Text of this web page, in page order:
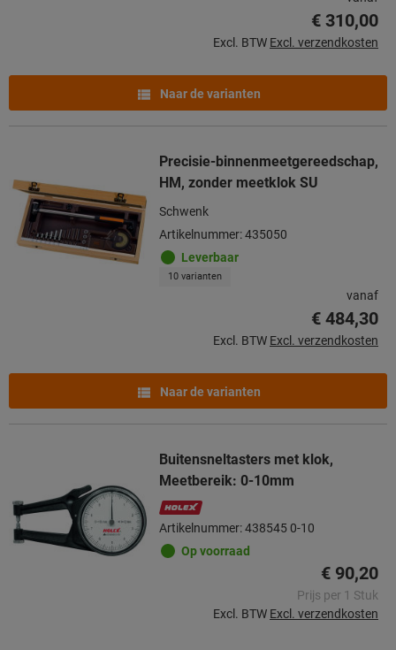
€ 310,00
Excl. BTW Excl. verzendkosten
Naar de varianten
Precisie-binnenmeetgereedschap,
HM, zonder meetklok SU
Schwenk
Artikelnummer: 435050
Leverbaar
10 varianten
vanaf
€ 484,30
Excl. BTW Excl. verzendkosten
Naar de varianten
Buitensneltasters met klok,
Meetbereik: 0-10mm
Artikelnummer: 438545 0-10
Op voorraad
€ 90,20
Prijs per 1 Stuk
Excl. BTW Excl. verzendkosten